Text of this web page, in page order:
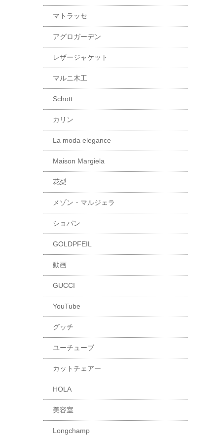
マトラッセ
アグロガーデン
レザージャケット
マルニ木工
Schott
カリン
La moda elegance
Maison Margiela
花梨
メゾン・マルジェラ
ショパン
GOLDPFEIL
動画
GUCCI
YouTube
グッチ
ユーチューブ
カットチェアー
HOLA
美容室
Longchamp